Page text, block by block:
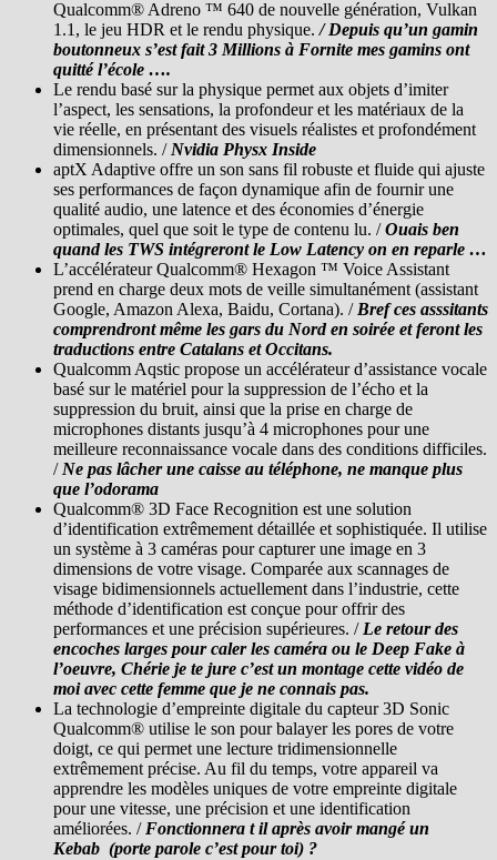
Qualcomm® Adreno ™ 640 de nouvelle génération, Vulkan
1.1, le jeu HDR et le rendu physique./ Depuis qu’un gamin
boutonneux s’est fait 3 Millions à Fornite mes gamins ont
quitté l’école ….
Le rendu basé sur la physique permet aux objets d’imiter
l’aspect, les sensations, la profondeur et les matériaux de la
vie réelle, en présentant des visuels réalistes et profondément
dimensionnels. / Nvidia Physx Inside
aptX Adaptive offre un son sans fil robuste et fluide qui ajuste
ses performances de façon dynamique afin de fournir une
qualité audio, une latence et des économies d’énergie
optimales, quel que soit le type de contenu lu. /Ouais ben
quand les TWS intégreront le Low Latency on en reparle …
L’accélérateur Qualcomm® Hexagon ™ Voice Assistant
prend en charge deux mots de veille simultanément (assistant
Google, Amazon Alexa, Baidu, Cortana). / Bref ces asssitants
comprendront même les gars du Nord en soirée et feront les
traductions entre Catalans et Occitans.
Qualcomm Aqstic propose un accélérateur d’assistance vocale
basé sur le matériel pour la suppression de l’écho et la
suppression du bruit, ainsi que la prise en charge de
microphones distants jusqu’à 4 microphones pour une
meilleure reconnaissance vocale dans des conditions difficiles.
/ Ne pas lâcher une caisse au téléphone, ne manque plus
que l’odorama
Qualcomm® 3D Face Recognition est une solution
d’identification extrêmement détaillée et sophistiquée. Il utilise
un système à 3 caméras pour capturer une image en 3
dimensions de votre visage. Comparée aux scannages de
visage bidimensionnels actuellement dans l’industrie, cette
méthode d’identification est conçue pour offrir des
performances et une précision supérieures. / Le retour des
encoches larges pour caler les caméra ou le Deep Fake à
l’oeuvre, Chérie je te jure c’est un montage cette vidéo de
moi avec cette femme que je ne connais pas.
La technologie d’empreinte digitale du capteur 3D Sonic
Qualcomm® utilise le son pour balayer les pores de votre
doigt, ce qui permet une lecture tridimensionnelle
extrêmement précise. Au fil du temps, votre appareil va
apprendre les modèles uniques de votre empreinte digitale
pour une vitesse, une précision et une identification
améliorées. / Fonctionnera t il après avoir mangé un
Kebab (porte parole c’est pour toi) ?